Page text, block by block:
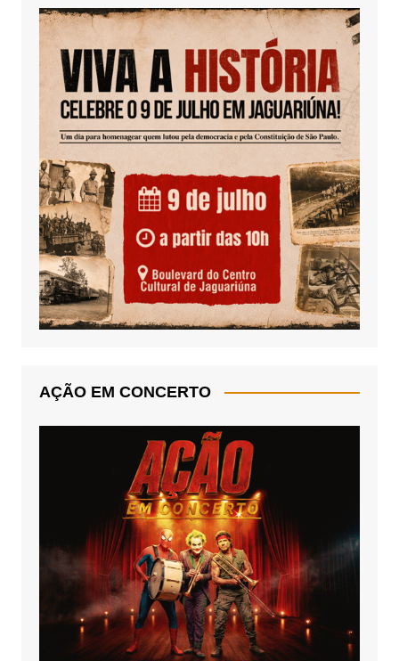
AÇÃO EM CONCERTO